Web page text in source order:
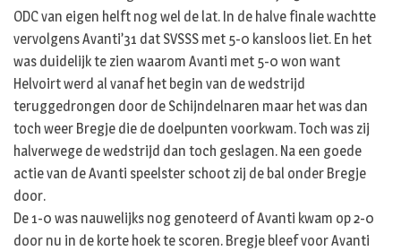
ODC van eigen helft nog wel de lat. In de halve finale wachtte
vervolgens Avanti’31 dat SVSSS met 5-0 kansloos liet. En het
was duidelijk te zien waarom Avanti met 5-0 won want
Helvoirt werd al vanaf het begin van de wedstrijd
teruggedrongen door de Schijndelnaren maar het was dan
toch weer Bregje die de doelpunten voorkwam. Toch was zij
halverwege de wedstrijd dan toch geslagen. Na een goede
actie van de Avanti speelster schoot zij de bal onder Bregje
door.
De 1-0 was nauwelijks nog genoteerd of Avanti kwam op 2-0
door nu in de korte hoek te scoren. Bregje bleef voor Avanti